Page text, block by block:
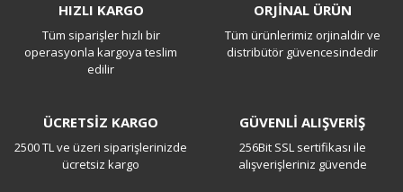
Yorum Yaz
HIZLI KARGO
Tüm siparişler hızlı bir
operasyonla kargoya teslim
edilir
ORJİNAL ÜRÜN
Tüm ürünlerimiz orjinaldir ve
distribütör güvencesindedir
ÜCRETSİZ KARGO
2500 TL ve üzeri siparişlerinizde
ücretsiz kargo
GÜVENLİ ALIŞVERİŞ
256Bit SSL sertifikası ile
alışverişleriniz güvende